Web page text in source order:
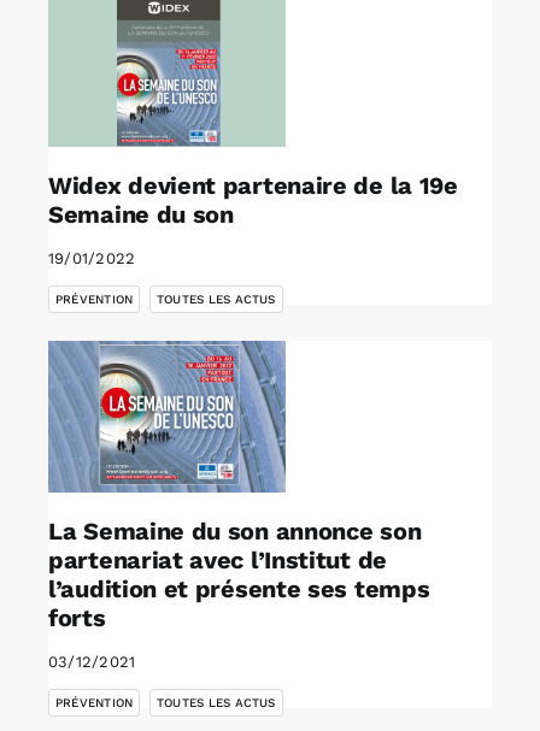
Widex devient partenaire de la 19e
Semaine du son
19/01/2022
PRÉVENTION TOUTES LES ACTUS
La Semaine du son annonce son
partenariat avec l’Institut de
l’audition et présente ses temps
forts
03/12/2021
PRÉVENTION TOUTES LES ACTUS